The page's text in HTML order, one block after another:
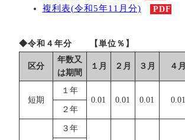
複利表(令和5年11月分) PDF
◆令和４年分 【単位％】
区分
年数又
は期間
１月 ２月 ３月 ４月
短期
１年
0.01
0.01 0.01 0.01
２年
３年